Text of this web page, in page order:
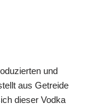
und
aus Getreide
dieser Vodka